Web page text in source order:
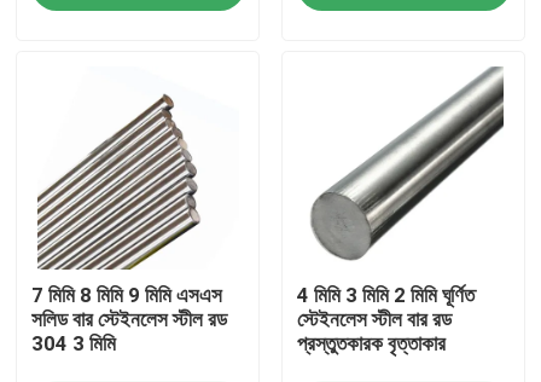
আমাদের সম্পর্কে
কারখানা ভ্রমণ
7 মিমি 8 মিমি 9 মিমি এসএস
সলিড বার স্টেইনলেস স্টীল রড
304 3 মিমি
4 মিমি 3 মিমি 2 মিমি ঘূর্ণিত
স্টেইনলেস স্টীল বার রড
প্রস্তুতকারক বৃত্তাকার